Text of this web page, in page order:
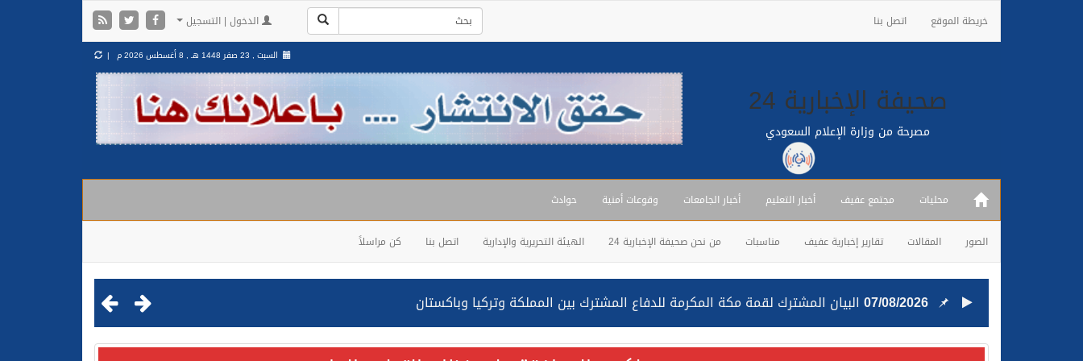
خريطة الموقع اتصل بنا الدخول | التسجيل
صحيفة الإخبارية 24
مصرحة من وزارة الإعلام السعودي
السبت , 23 صفر 1448 هـ , 8 أغسطس 2026 م |
محليات مجتمع عفيف أخبار التعليم أخبار الجامعات وقوعات أمنية حوادث
الصور المقالات تقارير إخبارية عفيف مناسبات من نحن صحيفة الإخبارية 24 الهيئة التحريرية والإدارية اتصل بنا كن مراسلاً
07/08/2026 البيان المشترك لقمة مكة المكرمة للدفاع المشترك بين المملكة وتركيا وباكستان
25/07/2026قيادة القوات المشتركة للتحالف: نفذنا عملية رد عسكري متناسبة لأهداف عسكرية مشروعة تابعة للمليشيا الحوثية الإرهابية في محافظة الحديدة